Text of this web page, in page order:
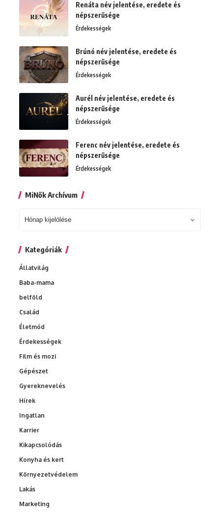
Renáta név jelentése, eredete és
népszerűsége
Érdekességek
Brúnó név jelentése, eredete és
népszerűsége
Érdekességek
Aurél név jelentése, eredete és
népszerűsége
Érdekességek
Ferenc név jelentése, eredete és
népszerűsége
Érdekességek
MiNők Archívum
MiNők
Kategóriák
Állatvilág
Baba-mama
belföld
Család
Életmód
Érdekességek
Film és mozi
Gépészet
Gyereknevelés
Hírek
Ingatlan
Karrier
Kikapcsolódás
Konyha és kert
Környezetvédelem
Lakás
Marketing